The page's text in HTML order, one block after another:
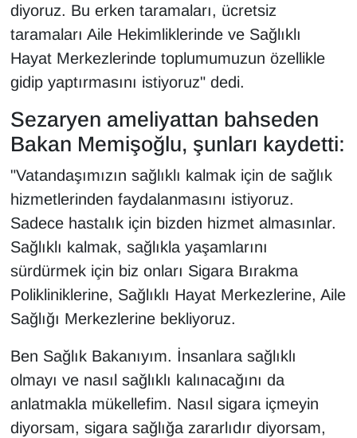
diyoruz. Bu erken taramaları, ücretsiz
taramaları Aile Hekimliklerinde ve Sağlıklı
Hayat Merkezlerinde toplumumuzun özellikle
gidip yaptırmasını istiyoruz" dedi.
Sezaryen ameliyattan bahseden
Bakan Memişoğlu, şunları kaydetti:
"Vatandaşımızın sağlıklı kalmak için de sağlık
hizmetlerinden faydalanmasını istiyoruz.
Sadece hastalık için bizden hizmet almasınlar.
Sağlıklı kalmak, sağlıkla yaşamlarını
sürdürmek için biz onları Sigara Bırakma
Polikliniklerine, Sağlıklı Hayat Merkezlerine, Aile
Sağlığı Merkezlerine bekliyoruz.
Ben Sağlık Bakanıyım. İnsanlara sağlıklı
olmayı ve nasıl sağlıklı kalınacağını da
anlatmakla mükellefim. Nasıl sigara içmeyin
diyorsam, sigara sağlığa zararlıdır diyorsam,